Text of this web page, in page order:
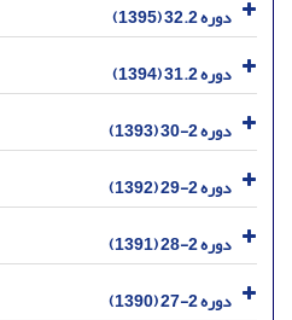
دوره 32.2 (1395)
دوره 31.2 (1394)
دوره 2-30 (1393)
دوره 2-29 (1392)
دوره 2-28 (1391)
دوره 2-27 (1390)